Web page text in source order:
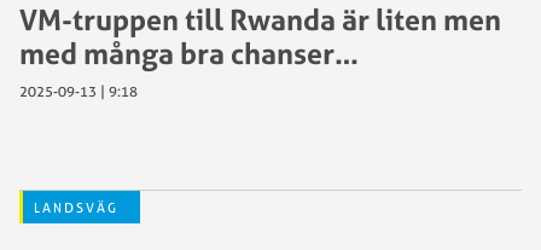
VM-truppen till Rwanda är liten men
med många bra chanser…
2025-09-13 | 9:18
LANDSVÄG